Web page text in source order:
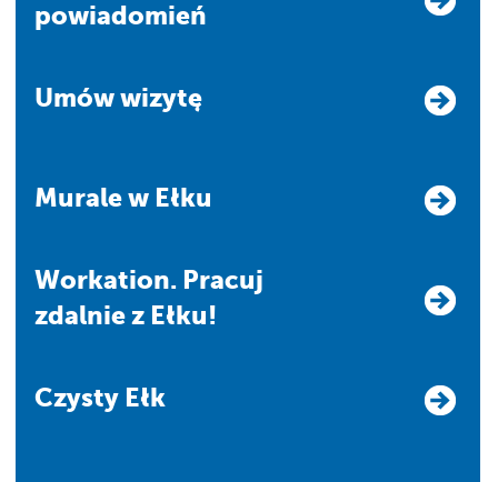
powiadomień
Umów wizytę
Murale w Ełku
Workation. Pracuj
zdalnie z Ełku!
Czysty Ełk